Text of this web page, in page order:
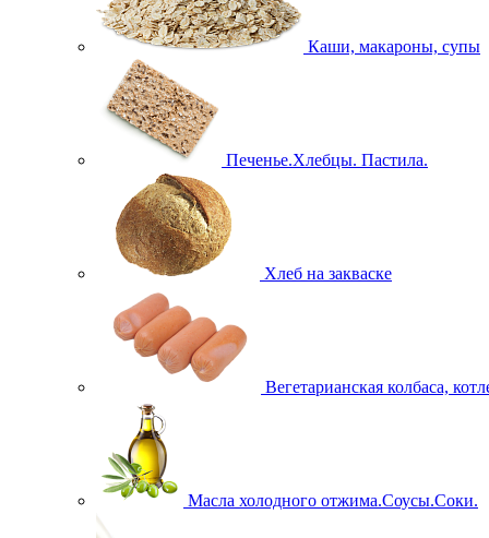
Каши, макароны, супы
Печенье.Хлебцы. Пастила.
Хлеб на закваске
Вегетарианская колбаса,
Масла холодного отжима.Соусы.Соки.